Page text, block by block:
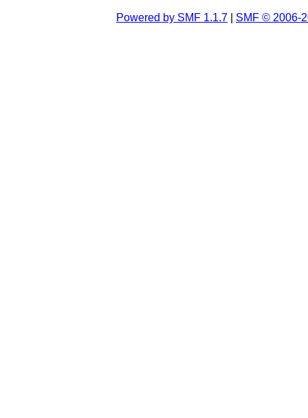
Powered by SMF 1.1.7 SMF © 2006-